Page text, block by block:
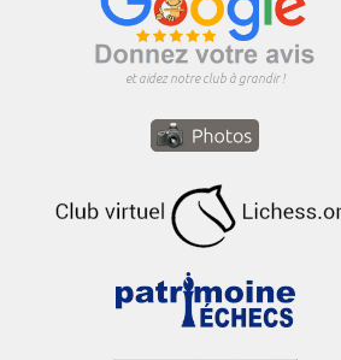
et aidez notre club à grandir !